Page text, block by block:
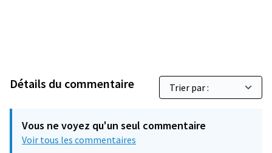
Détails du commentaire
Vous ne voyez qu'un seul commentaire
Voir tous les commentaires